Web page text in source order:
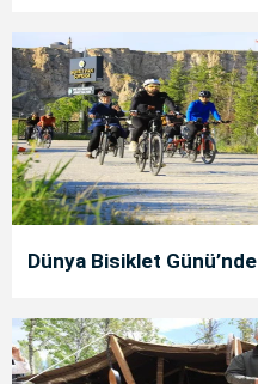
Dünya Bisiklet